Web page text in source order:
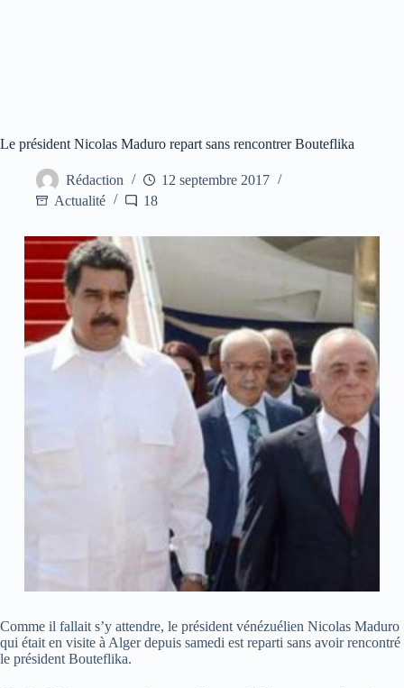
Le président Nicolas Maduro repart sans rencontrer Bouteflika
Rédaction
12 septembre 2017
Actualité
18
Comme il fallait s’y attendre, le président vénézuélien Nicolas Maduro
qui était en visite à Alger depuis samedi est reparti sans avoir rencontré
le président Bouteflika.